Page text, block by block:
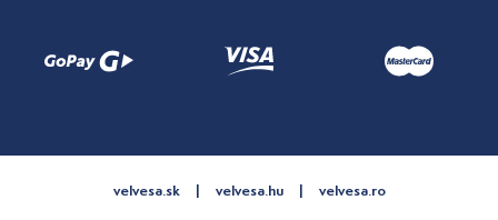
velvesa.sk velvesa.hu velvesa.ro